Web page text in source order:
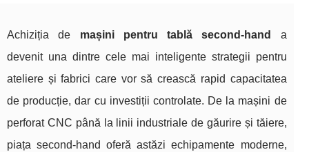
Achiziția de mașini pentru tablă second‑hand
a
devenit una dintre cele mai inteligente strategii pentru
ateliere și fabrici care vor să crească rapid capacitatea
de producție, dar cu investiții controlate. De la mașini de
perforat CNC până la linii industriale de găurire și tăiere,
piața second‑hand oferă astăzi echipamente moderne,